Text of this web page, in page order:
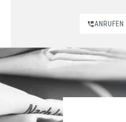
ANRUFEN